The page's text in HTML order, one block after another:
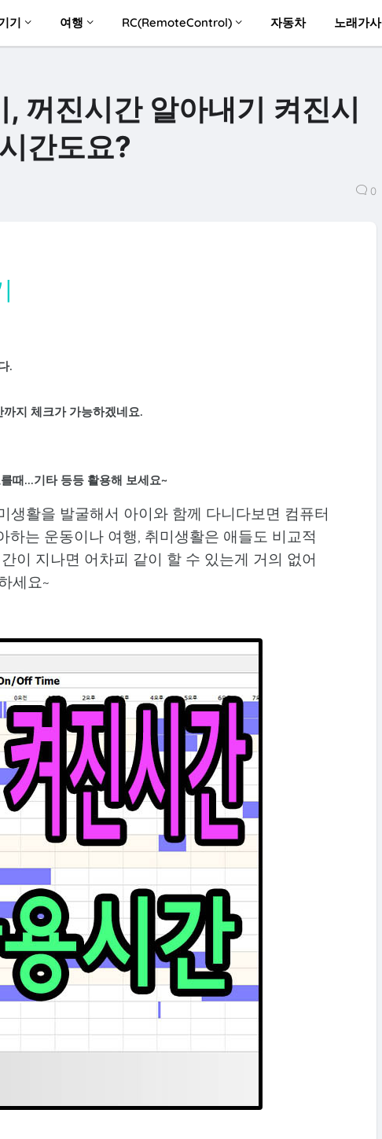
기 여행 RC(RemoteControl) 자동차 노래가사
꺼진시간 알아내기 켜진시
간도요?
0
.
지 체크가 가능하겠네요.
때...기타 등등 활용해 보세요~
생활을 발굴해서 아이와 함께 다니다보면 컴퓨터
는 운동이나 여행, 취미생활은 애들도 비교적
이 지나면 어차피 같이 할 수 있는게 거의 없어
세요~